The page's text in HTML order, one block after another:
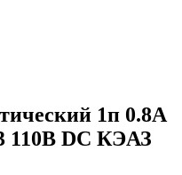
1п 0.8А
110В DC КЭАЗ